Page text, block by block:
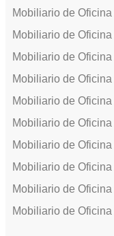
Mobiliario de Oficina
Mobiliario de
Mobiliario de
Mobiliario de
Mobiliario de
Mobiliario de
Mobiliario de
Mobiliario de
Mobiliario de
Mobiliario de